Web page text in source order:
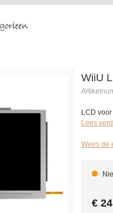
WiiU
LCD
Lees
Wees de
€